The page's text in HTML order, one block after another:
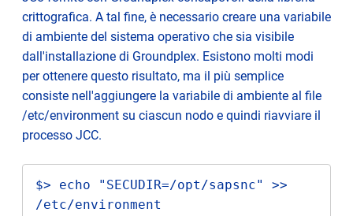
crittografica. A tal fine, è necessario creare una variabile
di ambiente del sistema operativo che sia visibile
dall'installazione di Groundplex. Esistono molti modi
per ottenere questo risultato, ma il più semplice
consiste nell'aggiungere la variabile di ambiente al file
/etc/environment su ciascun nodo e quindi riavviare il
processo JCC.
$> echo "SECUDIR=/opt/sapsnc" >>
/etc/environment